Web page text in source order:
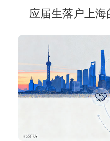
应届生落户上海